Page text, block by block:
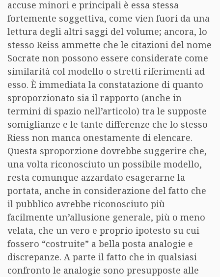
accuse minori e principali è essa stessa
fortemente soggettiva, come vien fuori da una
lettura degli altri saggi del volume; ancora, lo
stesso Reiss ammette che le citazioni del nome
Socrate non possono essere considerate come
similarità col modello o stretti riferimenti ad
esso. È immediata la constatazione di quanto
sproporzionato sia il rapporto (anche in
termini di spazio nell’articolo) tra le supposte
somiglianze e le tante differenze che lo stesso
Riess non manca onestamente di elencare.
Questa sproporzione dovrebbe suggerire che,
una volta riconosciuto un possibile modello,
resta comunque azzardato esagerarne la
portata, anche in considerazione del fatto che
il pubblico avrebbe riconosciuto più
facilmente un’allusione generale, più o meno
velata, che un vero e proprio ipotesto su cui
fossero “costruite” a bella posta analogie e
discrepanze. A parte il fatto che in qualsiasi
confronto le analogie sono presupposte alle